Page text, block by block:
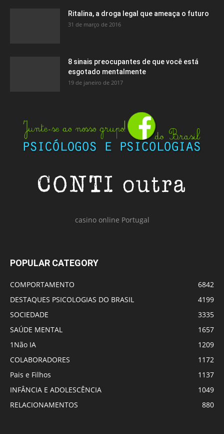
Ritalina, a droga legal que ameaça o futuro
31 de março de 2016
8 sinais preocupantes de que você está
esgotado mentalmente
19 de janeiro de 2017
casino online Portugal
POPULAR CATEGORY
COMPORTAMENTO
6842
DESTAQUES PSICOLOGIAS DO BRASIL
4199
SOCIEDADE
3335
SAÚDE MENTAL
1657
1Não IA
1209
COLABORADORES
1172
Pais e Filhos
1137
INFÂNCIA E ADOLESCÊNCIA
1049
RELACIONAMENTOS
880